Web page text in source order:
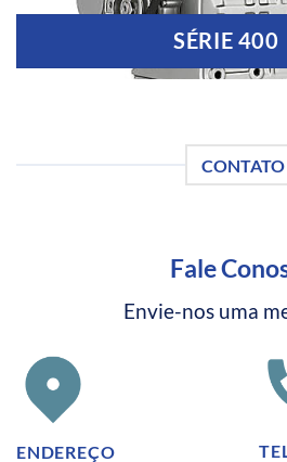
SÉRIE 400
CONTATO
Fale
Envie-nos uma
ENDEREÇO